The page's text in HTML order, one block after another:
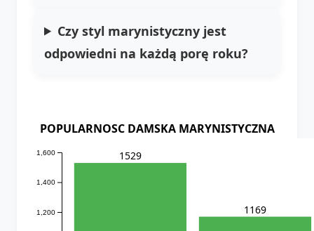
Czy styl marynistyczny jest
odpowiedni na każdą porę roku?
POPULARNOSC DAMSKA MARYNISTYCZNA
1,200
1,400
1,600 1529
1169